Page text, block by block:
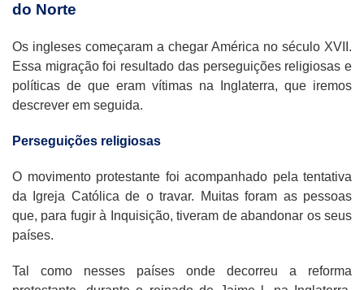
do Norte
Os ingleses começaram a chegar América no século XVII.
Essa migração foi resultado das perseguições religiosas e
políticas de que eram vítimas na Inglaterra, que iremos
descrever em seguida.
Perseguições religiosas
O movimento protestante foi acompanhado pela tentativa
da Igreja Católica de o travar. Muitas foram as pessoas
que, para fugir à Inquisição, tiveram de abandonar os seus
países.
Tal como nesses países onde decorreu a reforma